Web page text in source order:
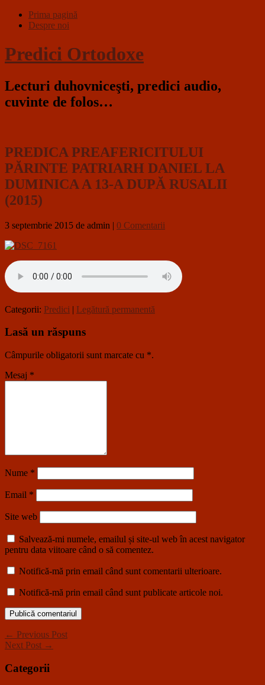
Prima pagină
Despre noi
Predici Ortodoxe
Lecturi duhovniceşti, predici audio,
cuvinte de folos…
PREDICA PREAFERICITULUI
PĂRINTE PATRIARH DANIEL LA
DUMINICA A 13-A DUPĂ RUSALII
(2015)
3 septembrie 2015 de admin | 0 Comentarii
Categorii: Predici | Legătură permanentă
Lasă un răspuns
Câmpurile obligatorii sunt marcate cu *.
Mesaj *
Nume *
Email *
Site web
Salvează-mi numele, emailul și site-ul web în acest navigator
pentru data viitoare când o să comentez.
Notifică-mă prin email când sunt comentarii ulterioare.
Notifică-mă prin email când sunt publicate articole noi.
← Previous Post
Next Post →
Categorii